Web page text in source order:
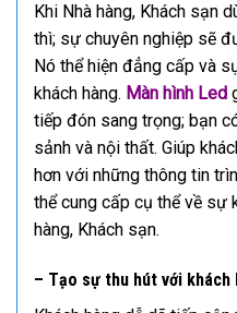
Khi Nhà hàng, Khách sạn
thì; sự chuyên nghiệp sẽ
Nó thể hiện đẳng cấp và
khách hàng. Màn hình Led
tiếp đón sang trọng; bạn
sảnh và nội thất. Giúp
hơn với những thông tin
thể cung cấp cụ thể về sự
hàng, Khách sạn.
– Tạo sự thu hút với khách